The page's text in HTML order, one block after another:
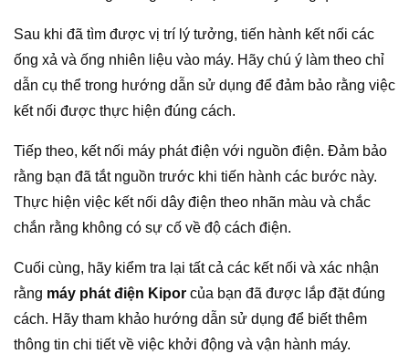
Sau khi đã tìm được vị trí lý tưởng, tiến hành kết nối các
ống xả và ống nhiên liệu vào máy. Hãy chú ý làm theo chỉ
dẫn cụ thể trong hướng dẫn sử dụng để đảm bảo rằng việc
kết nối được thực hiện đúng cách.
Tiếp theo, kết nối máy phát điện với nguồn điện. Đảm bảo
rằng bạn đã tắt nguồn trước khi tiến hành các bước này.
Thực hiện việc kết nối dây điện theo nhãn màu và chắc
chắn rằng không có sự cố về độ cách điện.
Cuối cùng, hãy kiểm tra lại tất cả các kết nối và xác nhận
rằng máy phát điện Kipor của bạn đã được lắp đặt đúng
cách. Hãy tham khảo hướng dẫn sử dụng để biết thêm
thông tin chi tiết về việc khởi động và vận hành máy.